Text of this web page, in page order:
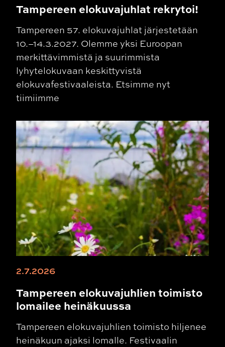
Tampereen elokuvajuhlat rekrytoi!
Tampereen 57. elokuvajuhlat järjestetään
10.–14.3.2027. Olemme yksi Euroopan
merkittävimmistä ja suurimmista
lyhytelokuvaan keskittyvistä
elokuvafestivaaleista. Etsimme nyt
tiimiimme
2.7.2026
Tampereen elokuvajuhlien toimisto
lomailee heinäkuussa
Tampereen elokuvajuhlien toimisto hiljenee
heinäkuun ajaksi lomalle. Festivaalin